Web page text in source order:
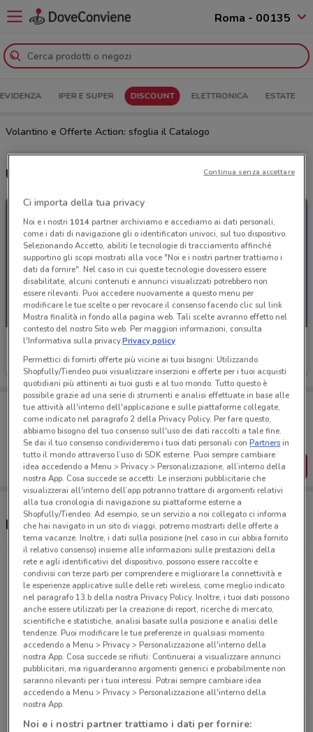
Roma - 00135
IPER E SUPER DISCOUNT ELETTRONICA ESTATE
Volantino e Offerte Action: sfoglia il Catalogo
Ultime offerte del volantino Action
Action
Scade martedì
Porta DoveConviene sempre con te!
Puoi trovare le migliori offerte dei negozi vicino a te,
salvarle e creare la tua lista del risparmio, comodamente
dal tuo cellulare.
SCARICA L’APP
Negozi Action nelle vicinanze
Via R. Malatesta 221 Roma
8.8 km
CHIUSO
Via Casilina 1011 Roma
12.6 km
CHIUSO
Via Fosso del Torrino 4/10 Rome
13.1 km
CHIUSO
Via Aristide Merloni 141 Roma
Ci importa della tua privacy
Noi e i nostri 1014partner archiviamo e accediamo ai dati personali,
come i dati di navigazione gli o identificatori univoci, sul tuo dispositivo.
Selezionando Accetto, abiliti le tecnologie di tracciamento affinché
supportino gli scopi mostrati alla voce "Noi e i nostri partner trattiamo i
dati da fornire". Nel caso in cui queste tecnologie dovessero essere
disabilitate, alcuni contenuti e annunci visualizzati potrebbero non
essere rilevanti. Puoi accedere nuovamente a questo menu per
modificare le tue scelte o per revocare il consenso facendo clic sul link
Mostra finalità in fondo alla pagina web. Tali scelte avranno effetto nel
contesto del nostro Sito web. Per maggiori informazioni, consulta
l'Informativa sulla privacy.Privacy policy
Permettici di fornirti offerte più vicine ai tuoi bisogni: Utilizzando
Shopfully/Tiendeo puoi visualizzare inserzioni e offerte per i tuoi acquisti
quotidiani più attinenti ai tuoi gusti e al tuo mondo. Tutto questo è
possibile grazie ad una serie di strumenti e analisi effettuate in base alle
tue attività all'interno dell'applicazione e sulle piattaforme collegate,
come indicato nel paragrafo 2 della Privacy Policy. Per fare questo,
abbiamo bisogno del tuo consenso sull'uso dei dati raccolti a tale fine.
Se dai il tuo consenso condivideremo i tuoi dati personali conPartnersin
tutto il mondo attraverso l’uso di SDK esterne. Puoi sempre cambiare
idea accedendo a Menu > Privacy > Personalizzazione, all’interno della
nostra App. Cosa succede se accetti: Le inserzioni pubblicitarie che
visualizzerai all'interno dell’app potranno trattare di argomenti relativi
alla tua cronologia di navigazione su piattaforme esterne a
Shopfully/Tiendeo. Ad esempio, se un servizio a noi collegato ci informa
che hai navigato in un sito di viaggi, potremo mostrarti delle offerte a
tema vacanze. Inoltre, i dati sulla posizione (nel caso in cui abbia fornito
il relativo consenso) insieme alle informazioni sulle prestazioni della
rete e agli identificativi del dispositivo, possono essere raccolte e
condivisi con terze parti per comprendere e migliorare la connettività e
le esperienze applicative sulle delle reti wireless, come meglio indicato
nel paragrafo 13.b della nostra Privacy Policy. Inoltre, i tuoi dati possono
anche essere utilizzati per la creazione di report, ricerche di mercato,
scientifiche e statistiche, analisi basate sulla posizione e analisi delle
tendenze. Puoi modificare le tue preferenze in qualsiasi momento
accedendo a Menu > Privacy > Personalizzazione all'interno della
nostra App. Cosa succede se rifiuti: Continuerai a visualizzare annunci
pubblicitari, ma riguarderanno argomenti generici e probabilmente non
saranno rilevanti per i tuoi interessi. Potrai sempre cambiare idea
accedendo a Menu > Privacy > Personalizzazione all'interno della
nostra App.
Noi e i nostri partner trattiamo i dati per fornire:
Continua senza accettare